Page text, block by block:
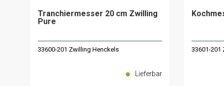
Tranchiermesser 20 cm Zwilling
Pure
33600-201 Zwilling Henckels
Lieferbar
33601-201